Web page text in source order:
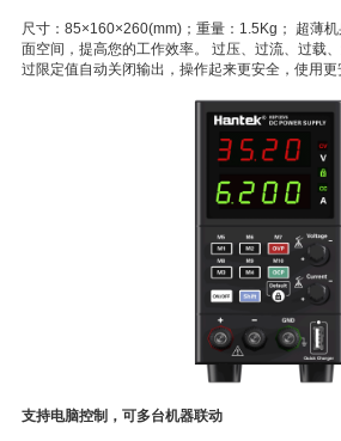
尺寸：85×160×260(mm)；重量：1.5Kg； 超薄
面空间，提高您的工作效率。 过压、过流、过载
过限定值自动关闭输出，操作起来更安全，使用更
支持电脑控制，可多台机器联动